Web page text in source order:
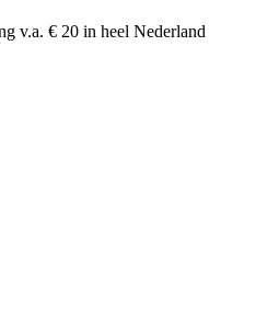
v.a. € 20 in heel Nederland